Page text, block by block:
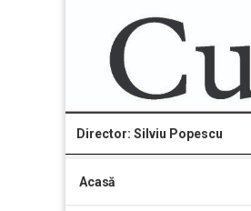
Director: Silviu Popescu
Acasă